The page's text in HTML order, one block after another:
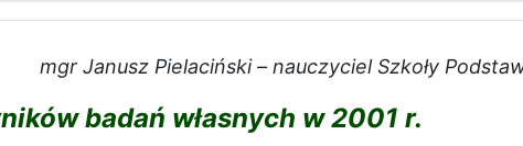
mgr Janusz Pielaciński – nauczyciel Szkoły
badań własnych w 2001 r.